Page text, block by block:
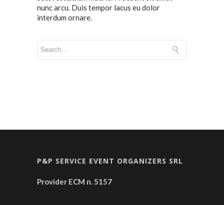
nunc arcu. Duis tempor lacus eu dolor
interdum ornare.
P&P SERVICE EVENT ORGANIZERS SRL
Provider ECM n. 5157